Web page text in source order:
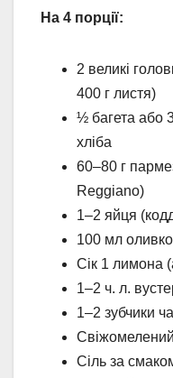
На 4 порції:
2 великі
400 г листя)
½ багета або
хліба
60–80 г
Reggiano)
1–2 яйця
100 мл
Сік 1 лимона
1–2 ч. л.
1–2 зубчики
Сіль за